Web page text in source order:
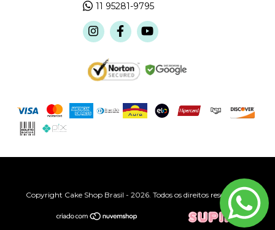
11 95281-9795
Copyright Cake Shop Brasil - 2026. Todos os direitos reservados.